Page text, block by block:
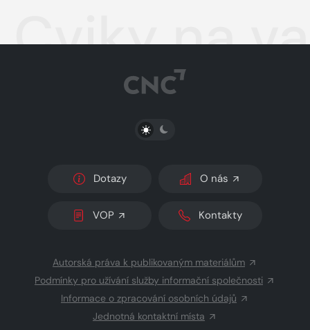
Cviky na
PŘEPNOUT SVĚTLÝ/TMAVÝ REŽIM
Dotazy O nás
VOP Kontakty
Autorská práva k publikovaným materiálům
Podmínky pro užívání služby informační společnosti
Informace o zpracování osobních údajů
Jednotná kontaktní místa